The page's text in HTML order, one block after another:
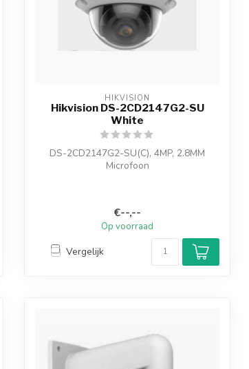
HIKVISION
Hikvision DS-2CD2147G2-SU
White
DS-2CD2147G2-SU(C), 4MP, 2.8MM
Microfoon
€--,--
Op voorraad
Vergelijk